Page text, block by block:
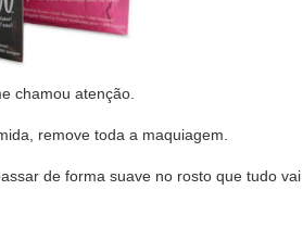
chamou atenção.
remove toda a maquiagem.
de forma suave no rosto que tudo vai